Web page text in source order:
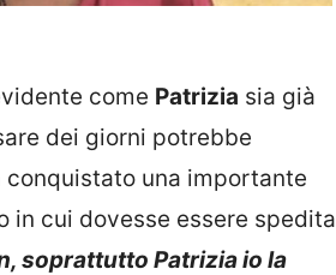
come Patrizia sia già
dei giorni potrebbe
conquistato una importante
in cui dovesse essere spedita
soprattutto Patriziaio la